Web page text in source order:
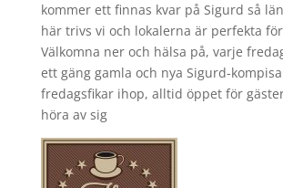
kommer ett finnas kvar på Sigurd så
här trivs vi och lokalerna är perfekta
Välkomna ner och hälsa på, varje
ett gäng gamla och nya Sigurd-
fredagsfikar ihop, alltid öppet för
höra av sig